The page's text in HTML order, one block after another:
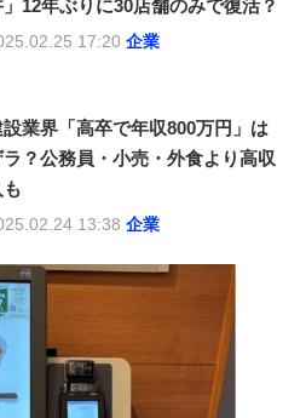
12年ぶりに30店舗のみで復活？
17:20 企業
設業界「高卒で年収800万円」は
ラ？公務員・小売・外食より高収
も
13:38 企業